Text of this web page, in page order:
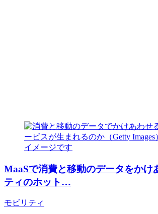
MaaSで消費と移動のデータをか
ティのホット…
モビリティ